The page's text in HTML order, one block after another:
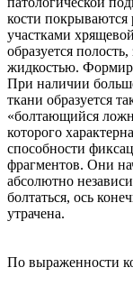
кости
участками
образуется
жидкостью.
При наличии
ткани образуется
«болтающийся
которого
способности
фрагментов. Они
абсолютно
болтаться, ось
утрачена.
По выраженности